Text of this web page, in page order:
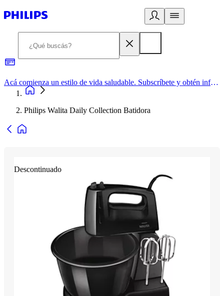
Acá comienza un estilo de vida saludable. Subscríbete y obtén información de primera mano
Philips Walita Daily Collection Batidora
Descontinuado